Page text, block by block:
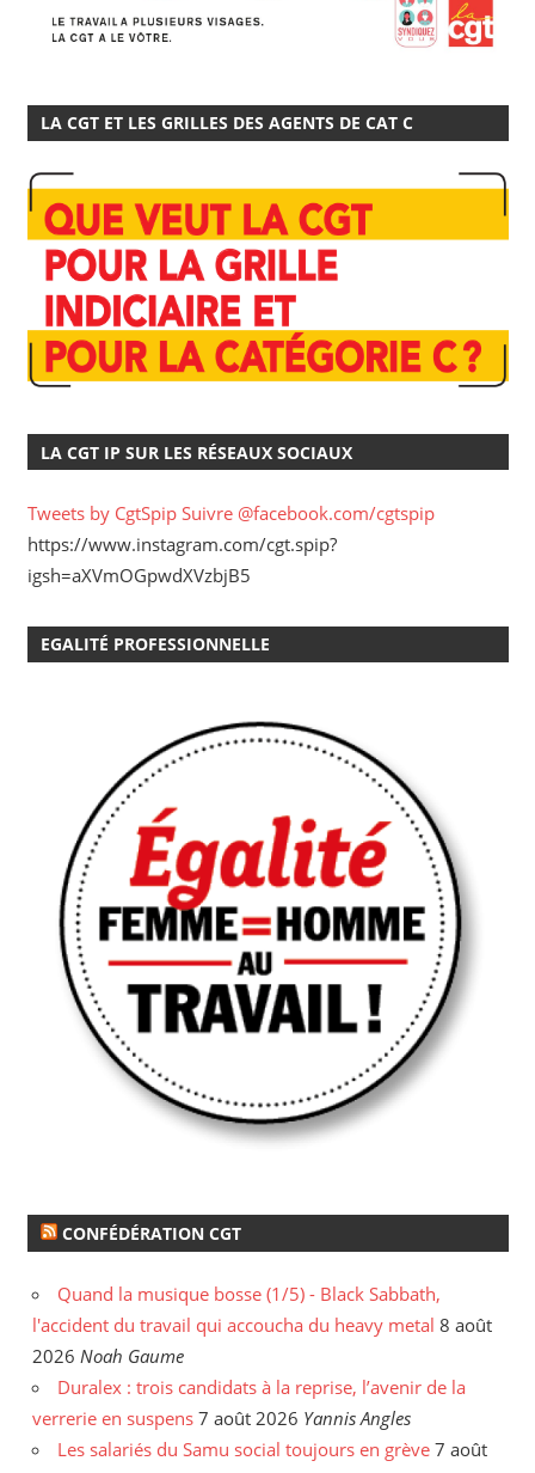
LA CGT ET LES GRILLES DES AGENTS DE CAT C
LA CGT IP SUR LES RÉSEAUX SOCIAUX
Tweets by CgtSpip Suivre @facebook.com/cgtspip
https://www.instagram.com/cgt.spip?
igsh=aXVmOGpwdXVzbjB5
EGALITÉ PROFESSIONNELLE
CONFÉDÉRATION CGT
Quand la musique bosse (1/5) - Black Sabbath,
l'accident du travail qui accoucha du heavy metal 8 août
2026 Noah Gaume
Duralex : trois candidats à la reprise, l’avenir de la
verrerie en suspens 7 août 2026 Yannis Angles
Les salariés du Samu social toujours en grève 7 août